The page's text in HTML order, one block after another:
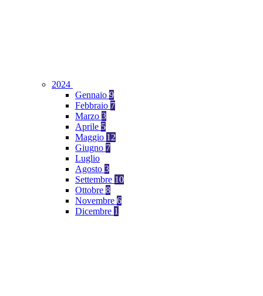
2024
Gennaio 9
Febbraio 7
Marzo 3
Aprile 5
Maggio 12
Giugno 7
Luglio
Agosto 3
Settembre 10
Ottobre 8
Novembre 6
Dicembre 1